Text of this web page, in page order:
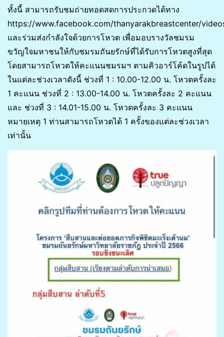
ทั้งนี้ สามารถรับชมถ่ายทอดสดการประกวดได้ทาง
https://www.facebook.com/thanyarakbreastcenter/
และร่วมส่งกำลังใจด้วยการโหวต เพื่อมอบรางวัลชมรม
ขวัญใจมหาชนให้กับชมรมถันยรักษ์ที่ได้รับการโหวตสูงที่สุด
โดยสามารถโหวตให้คะแนนชมรมฯ ตามคิวอาร์โค้ดในรูปได้
ในแต่ละช่วงเวลาดังนี้ ช่วงที่ 1 : 10.00-12.00 น. โหวตครั้งละ
1 คะแนน ช่วงที่ 2 : 13.00-14.00 น. โหวตครั้งละ 2 คะแนน
และ ช่วงที่ 3 : 14.01-15.00 น. โหวตครั้งละ 3 คะแนน
หมายเหตุ 1 ท่านสามารถโหวตได้ 1 ครั้งของแต่ละช่วงเวลา
เท่านั้น